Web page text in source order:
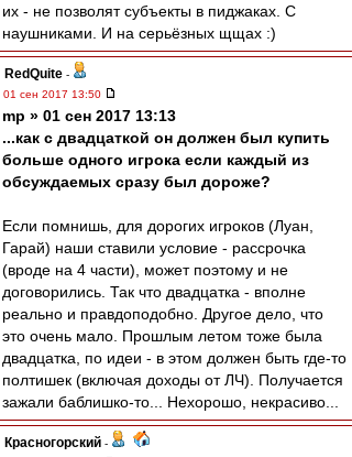
их - не позволят субъекты в пиджаках. С
наушниками. И на серьёзных щщах :)
RedQuite -
01 сен 2017 13:50
mp » 01 сен 2017 13:13
...как с двадцаткой он должен был купить
больше одного игрока если каждый из
обсуждаемых сразу был дороже?
Если помнишь, для дорогих игроков (Луан,
Гарай) наши ставили условие - рассрочка
(вроде на 4 части), может поэтому и не
договорились. Так что двадцатка - вполне
реально и правдоподобно. Другое дело, что
это очень мало. Прошлым летом тоже была
двадцатка, по идеи - в этом должен быть где-то
полтишек (включая доходы от ЛЧ). Получается
зажали баблишко-то... Нехорошо, некрасиво...
Красногорский -